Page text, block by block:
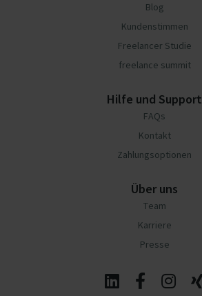
Blog
Kundenstimmen
Freelancer Studie
freelance summit
Hilfe und Support
FAQs
Kontakt
Zahlungsoptionen
Über uns
Team
Karriere
Presse